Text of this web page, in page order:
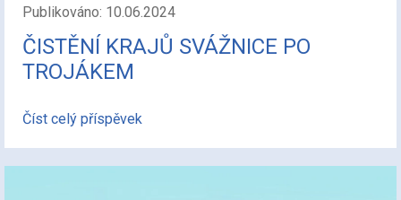
Publikováno: 10.06.2024
ČISTĚNÍ KRAJŮ SVÁŽNICE PO
TROJÁKEM
Číst celý příspěvek